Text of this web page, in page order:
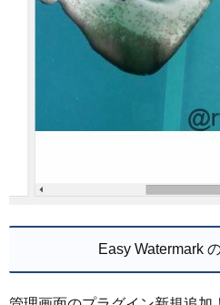
Easy Watermark